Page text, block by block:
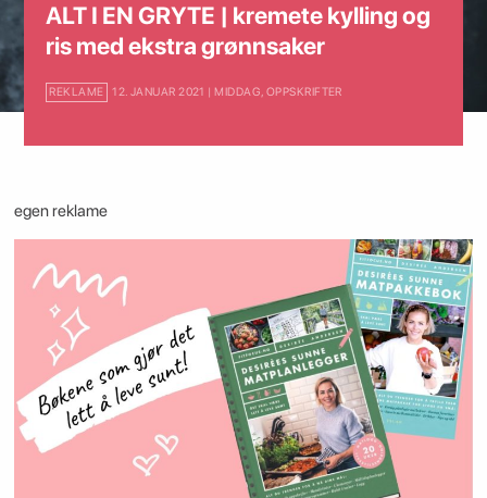
ALT I EN GRYTE | kremete kylling og
ris med ekstra grønnsaker
REKLAME 12. JANUAR 2021 | MIDDAG, OPPSKRIFTER
egen reklame